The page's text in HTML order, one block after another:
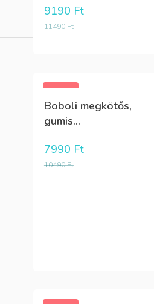
11490Ft
9190 Ft
Boboli megkötős,
gumis...
10490Ft
7990 Ft